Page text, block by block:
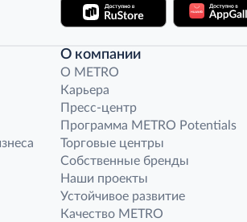
О компании
O METRO
Карьера
Пресс-центр
Программа METRO Potentials
Торговые центры
Собственные бренды
Наши проекты
Устойчивое развитие
Качество METRO